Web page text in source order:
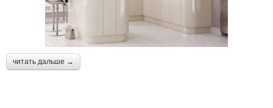
читать дальше →